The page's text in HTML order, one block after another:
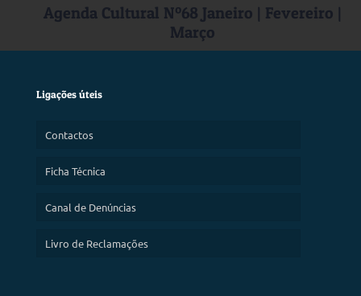
Agenda Cultural Nº68 Janeiro | Fevereiro |
Março
Ligações úteis
Contactos
Ficha Técnica
Canal de Denúncias
Livro de Reclamações